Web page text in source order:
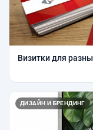
Визитки для
ДИЗАЙН И БРЕНДИНГ